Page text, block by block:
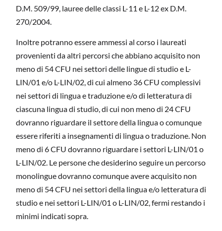
D.M. 509/99, lauree delle classi L-11 e L-12 ex D.M.
270/2004.
Inoltre potranno essere ammessi al corso i laureati
provenienti da altri percorsi che abbiano acquisito non
meno di 54 CFU nei settori delle lingue di studio e L-
LIN/01 e/o L-LIN/02, di cui almeno 36 CFU complessivi
nei settori di lingua e traduzione e/o di letteratura di
ciascuna lingua di studio, di cui non meno di 24 CFU
dovranno riguardare il settore della lingua o comunque
essere riferiti a insegnamenti di lingua o traduzione. Non
meno di 6 CFU dovranno riguardare i settori L-LIN/01 o
L-LIN/02. Le persone che desiderino seguire un percorso
monolingue dovranno comunque avere acquisito non
meno di 54 CFU nei settori della lingua e/o letteratura di
studio e nei settori L-LIN/01 o L-LIN/02, fermi restando i
minimi indicati sopra.